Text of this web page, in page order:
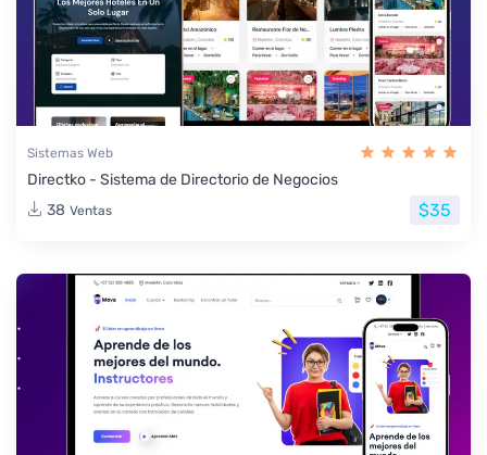
Sistemas Web
Directko - Sistema de Directorio de Negocios
38 Ventas $35